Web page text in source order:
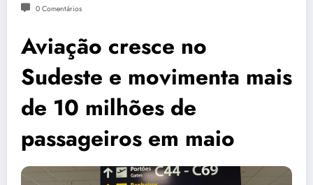
0 Comentários
Aviação cresce no
Sudeste e movimenta mais
de 10 milhões de
passageiros em maio